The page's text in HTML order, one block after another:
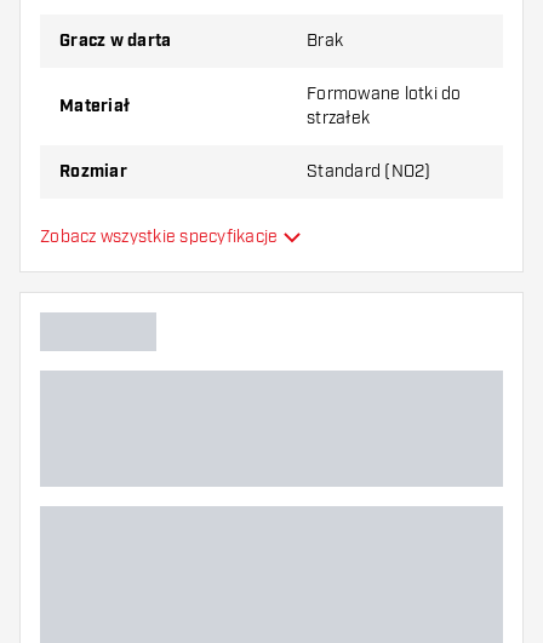
Upewnij się, że masz pod ręką dużo piórek i
złamane w wyniku użytkowania.
piórek, aby dowiedzieć się, który wariant
Gracz w darta Brak
Materiał
Formowane lotki do
strzałek
Rozmiar Standard (NO2)
Typ
Główny kolor
Zobacz wszystkie specyfikacje